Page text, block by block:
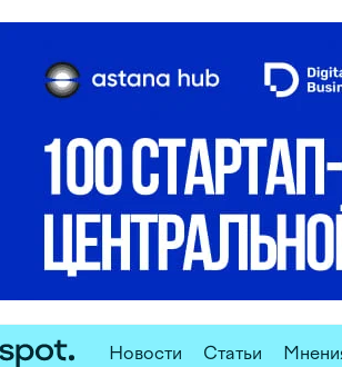
Новости Статьи